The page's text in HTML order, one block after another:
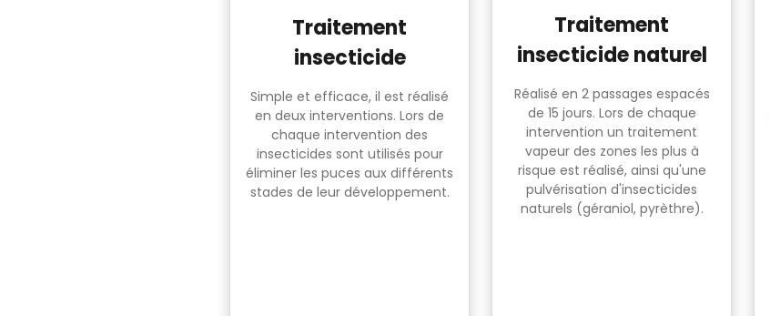
Traitement
insecticide
Simple et efficace, il est réalisé
en deux interventions. Lors de
chaque intervention des
insecticides sont utilisés pour
éliminer les puces aux différents
stades de leur développement.
Traitement
insecticide naturel
Réalisé en 2 passages espacés
de 15 jours. Lors de chaque
intervention un traitement
vapeur des zones les plus à
risque est réalisé, ainsi qu'une
pulvérisation d'insecticides
naturels (géraniol, pyrèthre).